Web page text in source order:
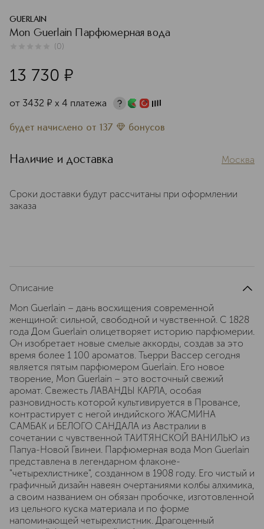
GUERLAIN
Mon Guerlain Парфюмерная вода
(0)
13 730 ¤
от 3432 ¤ х 4 платежа
будет начислено от 137 бонусов
Наличие и доставка Москва
Сроки доставки будут рассчитаны при оформлении
заказа
Описание
Mon Guerlain – дань восхищения современной
женщиной: сильной, свободной и чувственной. С 1828
года Дом Guerlain олицетворяет историю парфюмерии.
Он изобретает новые смелые аккорды, создав за это
время более 1 100 ароматов. Тьерри Вассер сегодня
является пятым парфюмером Guerlain. Его новое
творение, Mon Guerlain – это восточный свежий
аромат. Свежесть ЛАВАНДЫ КАРЛА, особая
разновидность которой культивируется в Провансе,
контрастирует с негой индийского ЖАСМИНА
САМБАК и БЕЛОГО САНДАЛА из Австралии в
сочетании с чувственной ТАИТЯНСКОЙ ВАНИЛЬЮ из
Папуа-Новой Гвинеи. Парфюмерная вода Mon Guerlain
представлена в легендарном флаконе-
"четырехлистнике", созданном в 1908 году. Его чистый и
графичный дизайн навеян очертаниями колбы алхимика,
а своим названием он обязан пробочке, изготовленной
из цельного куска материала и по форме
напоминающей четырехлистник. Драгоценный